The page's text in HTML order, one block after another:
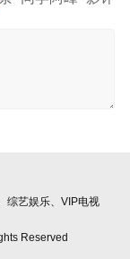
综艺娱乐、VIP电视
Reserved